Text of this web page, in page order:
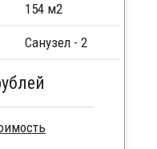
джут
154 м2
Санузел - 2